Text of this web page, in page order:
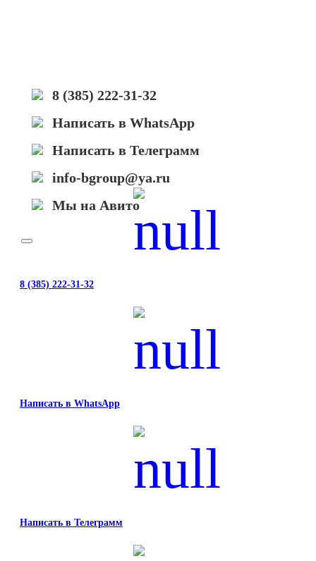
8 (385) 222-31-32
Написать в WhatsApp
Написать в Телеграмм
info-bgroup@ya.ru
Мы на Авито
8 (385) 222-31-32
Написать в WhatsApp
Написать в Телеграмм